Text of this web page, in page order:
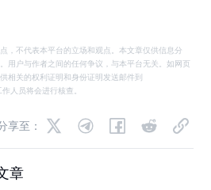
，不代表本平台的立场和观点。本文章仅供信息分
用户与作者之间的任何争议，与本平台无关。如网页
相关的权利证明和身份证明发送邮件到
人员将会进行核查。
享至：
章